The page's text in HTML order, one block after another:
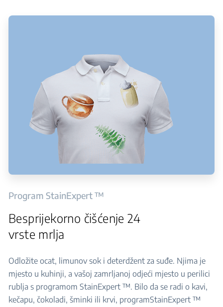
Program StainExpert ™
Besprijekorno čišćenje 24
vrste mrlja
Odložite ocat, limunov sok i deterdžent za suđe. Njima je
mjesto u kuhinji, a vašoj zamrljanoj odjeći mjesto u perilici
rublja s programom StainExpert ™. Bilo da se radi o kavi,
kečapu, čokoladi, šminki ili krvi, programStainExpert ™